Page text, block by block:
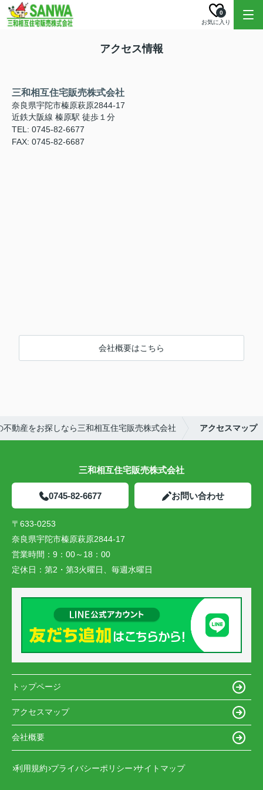
お気に入り
0
アクセス情報
三和相互住宅販売株式会社
奈良県宇陀市榛原萩原2844-17
近鉄大阪線 榛原駅 徒歩１分
TEL: 0745-82-6677
FAX: 0745-82-6687
会社概要はこちら
不動産をお探しなら三和相互住宅販売株式会社 アクセスマップ
三和相互住宅販売株式会社
0745-82-6677 お問い合わせ
〒633-0253
奈良県宇陀市榛原萩原2844-17
営業時間： 9：00～18：00
定休日： 第2・第3火曜日、毎週水曜日
トップページ
アクセスマップ
会社概要
利用規約 プライバシーポリシー サイトマップ